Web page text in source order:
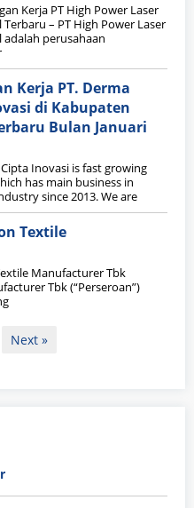
Kerja PT High Power Laser
– PT High Power Laser
adalah perusahaan
Kerja PT. Derma
di Kabupaten
Bulan Januari
Cipta Inovasi is fast growing
has main business in
since 2013. We are
Textile
Manufacturer Tbk
Tbk (“Perseroan”)
Next »